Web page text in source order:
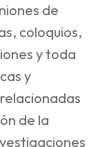
de
coloquios,
y toda
y
de la